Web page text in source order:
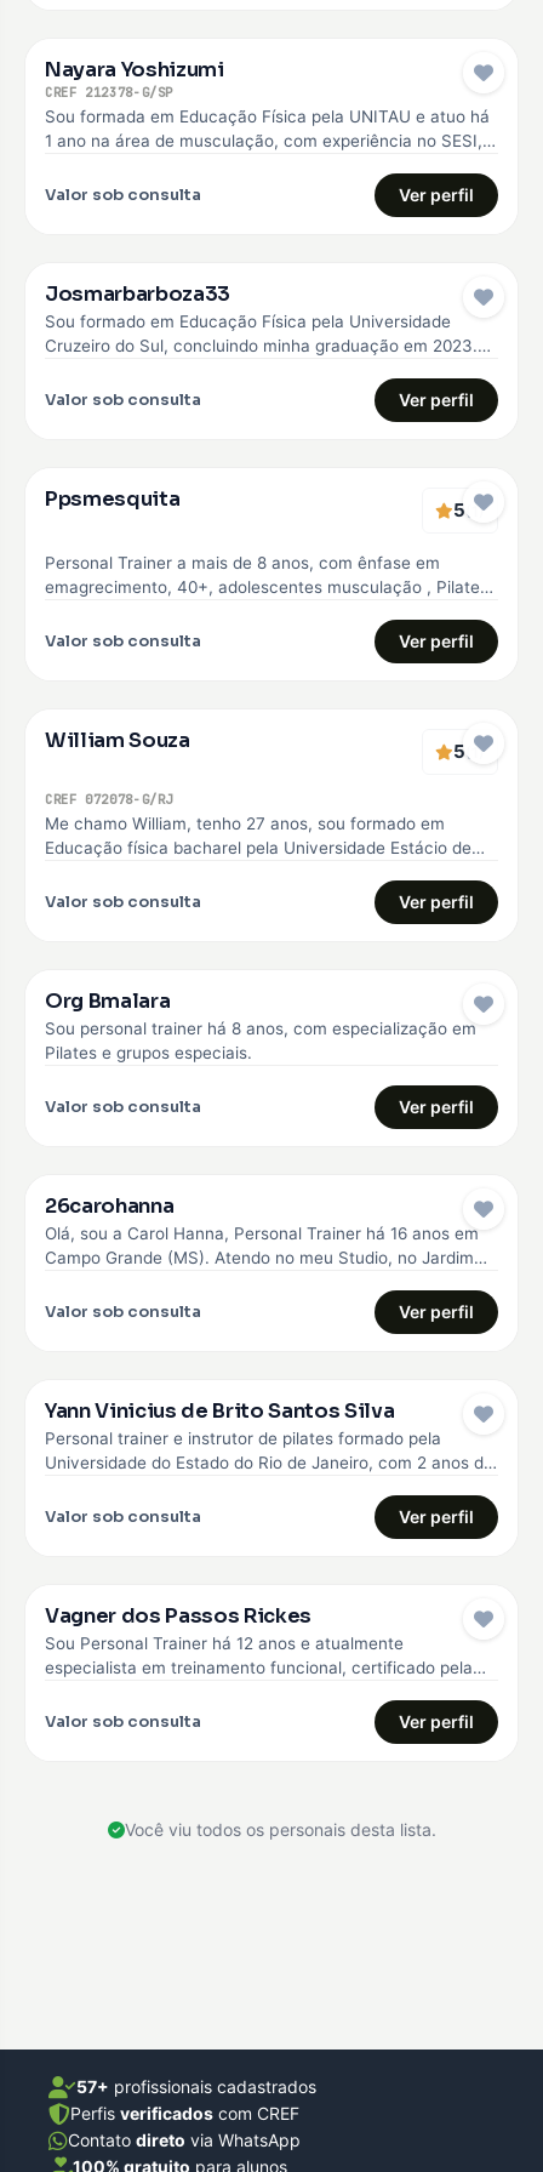
Nayara Yoshizumi
CREF 212378-G/SP
Sou formada em Educação Física pela UNITAU e atuo há
1 ano na área de musculação, com experiência no SESI,…
Valor sob consulta Ver perfil
Josmarbarboza33
Sou formado em Educação Física pela Universidade
Cruzeiro do Sul, concluindo minha graduação em 2023.
Valor sob consulta Ver perfil
Ppsmesquita 5(1)
Personal Trainer a mais de 8 anos, com ênfase em
emagrecimento, 40+, adolescentes musculação , Pilates
Valor sob consulta Ver perfil
William Souza 5(1)
CREF 072078-G/RJ
Me chamo William, tenho 27 anos, sou formado em
Educação física bacharel pela Universidade Estácio de
Valor sob consulta Ver perfil
Org Bmalara
Sou personal trainer há 8 anos, com especialização em
Pilates e grupos especiais.
Valor sob consulta Ver perfil
26carohanna
Olá, sou a Carol Hanna, Personal Trainer há 16 anos em
Campo Grande (MS). Atendo no meu Studio, no Jardim…
Valor sob consulta Ver perfil
Yann Vinicius de Brito Santos Silva
Personal trainer e instrutor de pilates formado pela
Universidade do Estado do Rio de Janeiro, com 2 anos de
Valor sob consulta Ver perfil
Vagner dos Passos Rickes
Sou Personal Trainer há 12 anos e atualmente
especialista em treinamento funcional, certificado pela
Valor sob consulta Ver perfil
Você viu todos os personais desta lista.
57+ profissionais cadastrados
Perfis verificados com CREF
Contato direto via WhatsApp
100% gratuito para alunos